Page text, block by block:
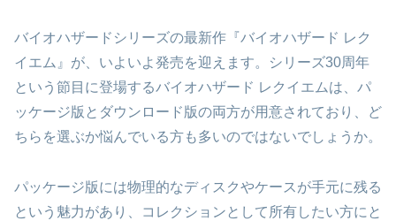
バイオハザードシリーズの最新作『バイオハザード レク
イエム』が、いよいよ発売を迎えます。シリーズ30周年
という節目に登場するバイオハザード レクイエムは、パ
ッケージ版とダウンロード版の両方が用意されており、ど
ちらを選ぶか悩んでいる方も多いのではないでしょうか。
パッケージ版には物理的なディスクやケースが手元に残る
という魅力があり、コレクションとして所有したい方にと